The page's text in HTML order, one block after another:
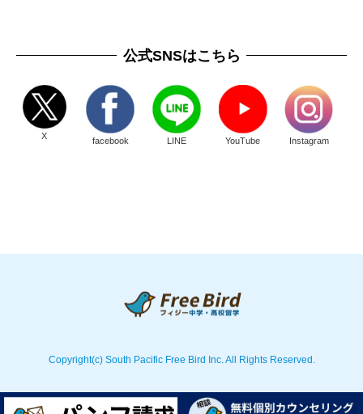
公式SNSはこちら
X facebook LINE YouTube Instagram
Copyright(c) South Pacific Free Bird Inc. All Rights Reserved.